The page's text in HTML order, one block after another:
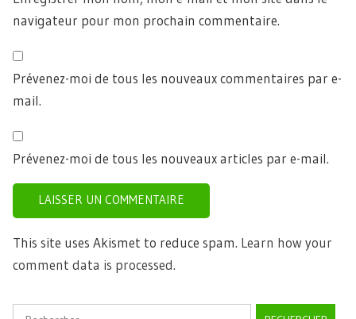
navigateur pour mon prochain commentaire.
Prévenez-moi de tous les nouveaux commentaires par e-
mail.
Prévenez-moi de tous les nouveaux articles par e-mail.
This site uses Akismet to reduce spam. Learn how your
comment data is processed.
Rechercher :